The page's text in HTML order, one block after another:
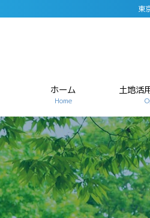
東
ホーム
Home
土地活